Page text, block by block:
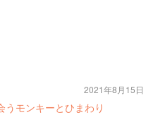
モンキーとひまわり
2021年8月15日